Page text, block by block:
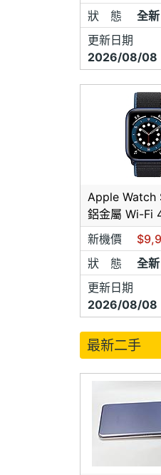
狀 態
全新
更新日期
2026/08/08
Apple Watch
鋁金屬 Wi-Fi
新機價
狀 態
全新
更新日期
2026/08/08
最新二手